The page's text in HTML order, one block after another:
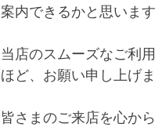
案内できるかと思いま
当店のスムーズなご利
ほど、お願い申し上げま
皆さまのご来店を心か